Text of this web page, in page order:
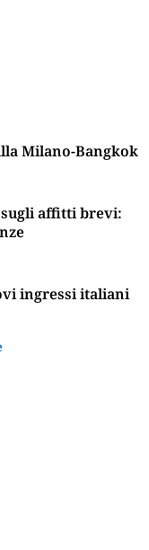
Milano-Bangkok
affitti brevi:
ingressi italiani